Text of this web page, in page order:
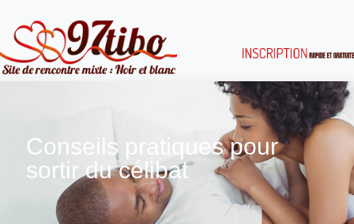
Conseils pratiques pour
sortir du célibat